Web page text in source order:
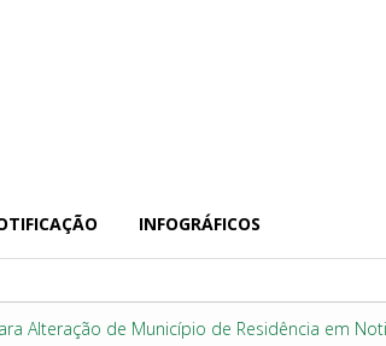
INFOGRÁFICOS
Alteração de Município de Residência em